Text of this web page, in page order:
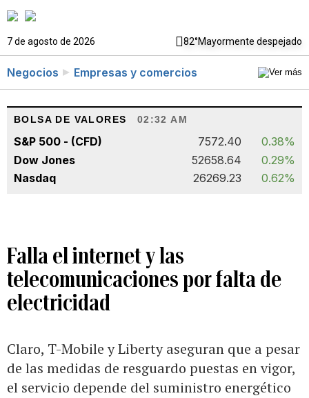
7 de agosto de 2026 82°Mayormente despejado
Negocios Empresas y comercios
BOLSA DE VALORES 02:32 AM
S&P 500 - (CFD) 7572.40
0.38%
Dow Jones
52658.64
0.29%
Nasdaq
26269.23 0.62%
Falla el internet y las
telecomunicaciones por falta de
electricidad
Claro, T-Mobile y Liberty aseguran que a pesar
de las medidas de resguardo puestas en vigor,
el servicio depende del suministro energético